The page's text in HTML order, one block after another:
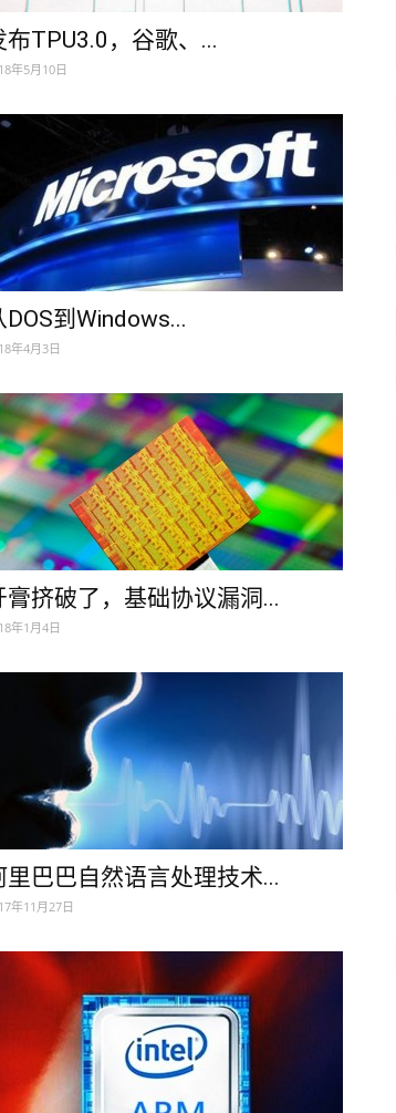
布TPU3.0，谷歌、...
年5月10日
DOS到Windows...
年4月3日
膏挤破了，基础协议漏洞...
年1月4日
里巴巴自然语言处理技术...
年11月27日